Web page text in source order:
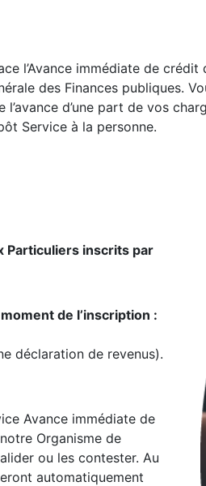
l’Avance immédiate de crédit
des Finances publiques.
d’une part de vos
Service à la personne.
Particuliers inscrits par
de l’inscription :
déclaration de revenus).
Avance immédiate de
Organisme de
ou les contester. Au
automatiquement